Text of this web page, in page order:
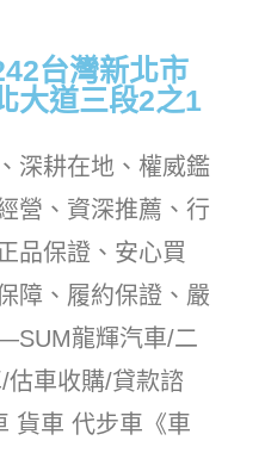
台灣新北市
大道三段2之1
深耕在地、權威鑑
營、資深推薦、行
品保證、安心買
障、履約保證、嚴
龍輝汽車/二
估車收購/貸款諮
貨車 代步車《車